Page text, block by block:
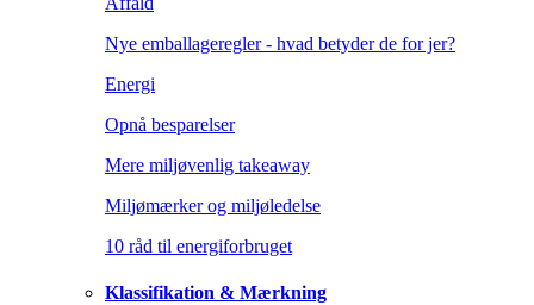
Nye emballageregler - hvad betyder de for jer?
Energi
Opnå besparelser
Mere miljøvenlig takeaway
Miljømærker og miljøledelse
10 råd til energiforbruget
Klassifikation & Mærkning